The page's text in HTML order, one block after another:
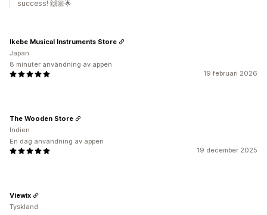
success! 🙌🏼🌟
19 februari 2026
Ikebe Musical Instruments Store
Japan
8 minuter användning av appen
19 december 2025
The Wooden Store
Indien
En dag användning av appen
Viewix
Tyskland